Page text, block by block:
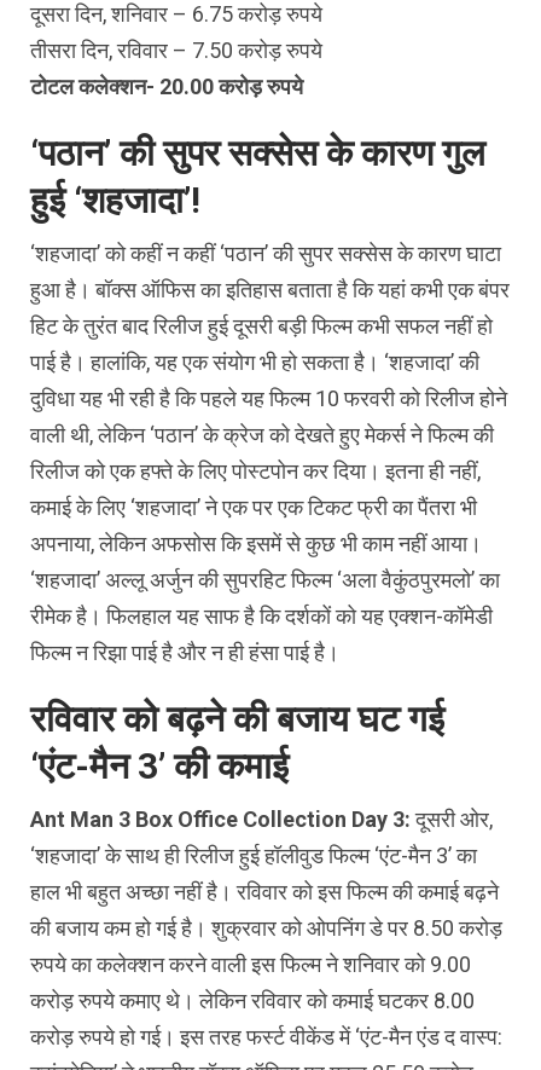
दूसरा दिन, शनिवार – 6.75 करोड़ रुपये
तीसरा द‍िन, रविवार – 7.50 करोड़ रुपये
टोटल कलेक्‍शन- 20.00 करोड़ रुपये
‘पठान’ की सुपर सक्‍सेस के कारण गुल
हुई ‘शहजादा’!
‘शहजादा’ को कहीं न कहीं ‘पठान’ की सुपर सक्‍सेस के कारण घाटा
हुआ है। बॉक्‍स ऑफिस का इतिहास बताता है कि यहां कभी एक बंपर
हिट के तुरंत बाद रिलीज हुई दूसरी बड़ी फिल्‍म कभी सफल नहीं हो
पाई है। हालांकि, यह एक संयोग भी हो सकता है। ‘शहजादा’ की
दुविधा यह भी रही है कि पहले यह फिल्‍म 10 फरवरी को रिलीज होने
वाली थी, लेकिन ‘पठान’ के क्रेज को देखते हुए मेकर्स ने फिल्‍म की
रिलीज को एक हफ्ते के लिए पोस्‍टपोन कर दिया। इतना ही नहीं,
कमाई के लिए ‘शहजादा’ ने एक पर एक टिकट फ्री का पैंतरा भी
अपनाया, लेकिन अफसोस कि इसमें से कुछ भी काम नहीं आया।
‘शहजादा’ अल्‍लू अर्जुन की सुपरहिट फिल्‍म ‘अला वैकुंठपुरमलो’ का
रीमेक है। फिलहाल यह साफ है कि दर्शकों को यह एक्‍शन-कॉमेडी
फिल्‍म न रिझा पाई है और न ही हंसा पाई है।
रविवार को बढ़ने की बजाय घट गई
‘एंट-मैन 3’ की कमाई
Ant Man 3 Box Office Collection Day 3:दूसरी ओर,
‘शहजादा’ के साथ ही रिलीज हुई हॉलीवुड फिल्‍म ‘एंट-मैन 3’ का
हाल भी बहुत अच्‍छा नहीं है। रविवार को इस फिल्‍म की कमाई बढ़ने
की बजाय कम हो गई है। शुक्रवार को ओपनिंग डे पर 8.50 करोड़
रुपये का कलेक्‍शन करने वाली इस फिल्‍म ने शनिवार को 9.00
करोड़ रुपये कमाए थे। लेकिन रविवार को कमाई घटकर 8.00
करोड़ रुपये हो गई। इस तरह फर्स्‍ट वीकेंड में ‘एंट-मैन एंड द वास्‍प: